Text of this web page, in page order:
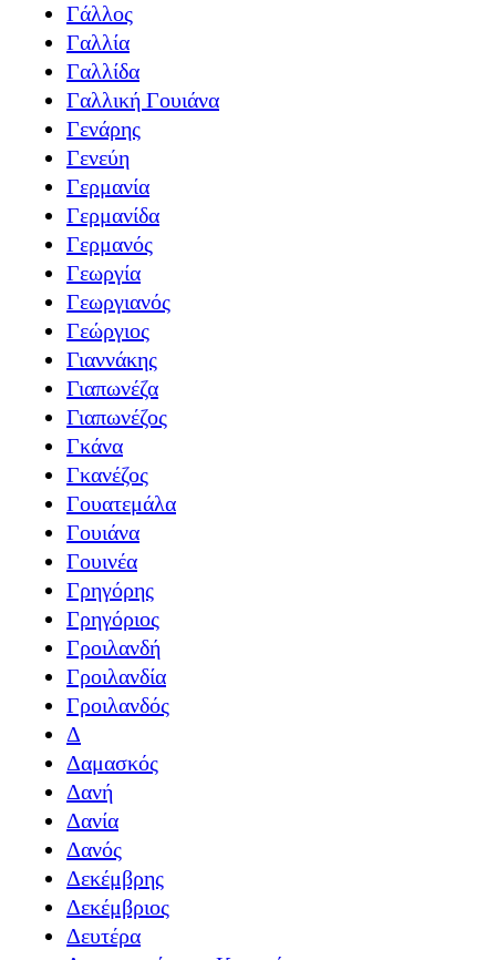
Γάλλος
Γαλλία
Γαλλίδα
Γαλλική Γουιάνα
Γενάρης
Γενεύη
Γερμανία
Γερμανίδα
Γερμανός
Γεωργία
Γεωργιανός
Γεώργιος
Γιαννάκης
Γιαπωνέζα
Γιαπωνέζος
Γκάνα
Γκανέζος
Γουατεμάλα
Γουιάνα
Γουινέα
Γρηγόρης
Γρηγόριος
Γροιλανδή
Γροιλανδία
Γροιλανδός
Δ
Δαμασκός
Δανή
Δανία
Δανός
Δεκέμβρης
Δεκέμβριος
Δευτέρα